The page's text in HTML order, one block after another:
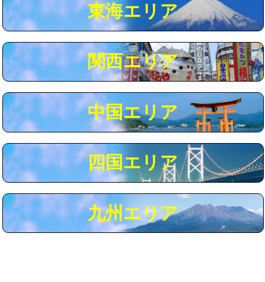
コンクリート斫り（厚さ10㎝超え） 38,500円
モルタル補修（厚さ10㎝まで） 27,500円
モルタル補修（厚さ10㎝超え） 38,500円
追加人工 16,500円
現場見積
※給水管工事は20mmまでの価格です。
東海エリア
関西エリア
中国エリア
四国エリア
九州エリア